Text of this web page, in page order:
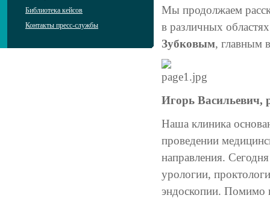
Библиотека кейсов
Контакты пресс-службы
Мы продолжаем
в различных
Зубковым, главным
Игорь Васильевич,
Наша клиника
проведении
направления.
урологии,
эндоскопии. Помимо